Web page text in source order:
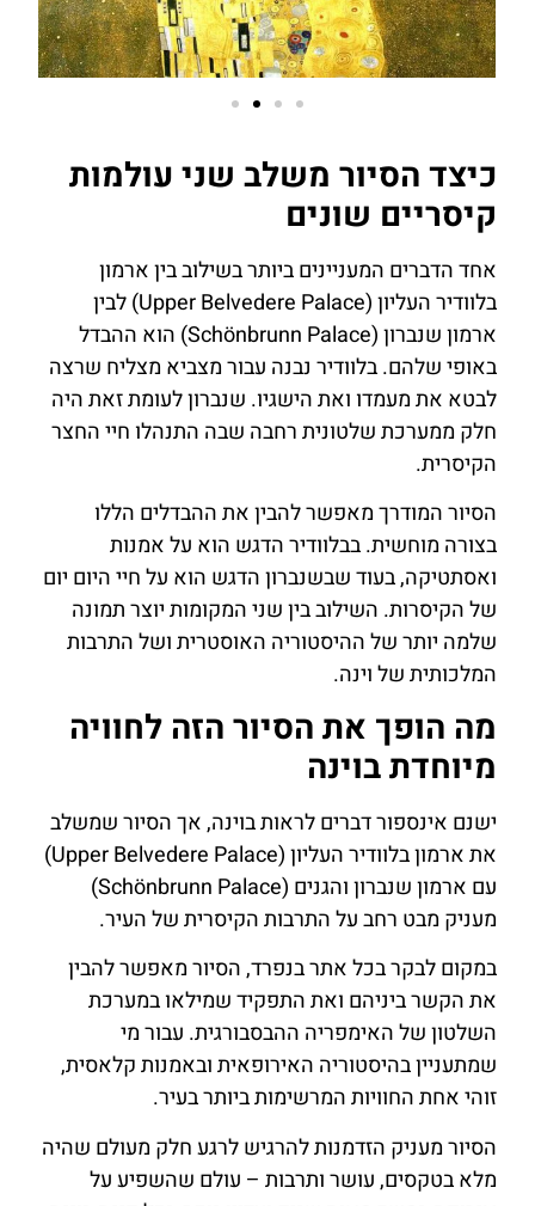
כיצד הסיור משלב שני עולמות
קיסריים שונים
אחד הדברים המעניינים ביותר בשילוב בין ארמון
בלוודיר העליון (Upper Belvedere Palace) לבין
ארמון שנברון (Schönbrunn Palace) הוא ההבדל
באופי שלהם. בלוודיר נבנה עבור מצביא מצליח שרצה
לבטא את מעמדו ואת הישגיו. שנברון לעומת זאת היה
חלק ממערכת שלטונית רחבה שבה התנהלו חיי החצר
הקיסרית.
הסיור המודרך מאפשר להבין את ההבדלים הללו
בצורה מוחשית. בבלוודיר הדגש הוא על אמנות
ואסתטיקה, בעוד שבשנברון הדגש הוא על חיי היום יום
של הקיסרות. השילוב בין שני המקומות יוצר תמונה
שלמה יותר של ההיסטוריה האוסטרית ושל התרבות
המלכותית של וינה.
מה הופך את הסיור הזה לחוויה
מיוחדת בוינה
ישנם אינספור דברים לראות בוינה, אך הסיור שמשלב
את ארמון בלוודיר העליון (Upper Belvedere Palace)
עם ארמון שנברון והגנים (Schönbrunn Palace)
מעניק מבט רחב על התרבות הקיסרית של העיר.
במקום לבקר בכל אתר בנפרד, הסיור מאפשר להבין
את הקשר ביניהם ואת התפקיד שמילאו במערכת
השלטון של האימפריה ההבסבורגית. עבור מי
שמתעניין בהיסטוריה האירופאית ובאמנות קלאסית,
זוהי אחת החוויות המרשימות ביותר בעיר.
הסיור מעניק הזדמנות להרגיש לרגע חלק מעולם שהיה
מלא בטקסים, עושר ותרבות – עולם שהשפיע על